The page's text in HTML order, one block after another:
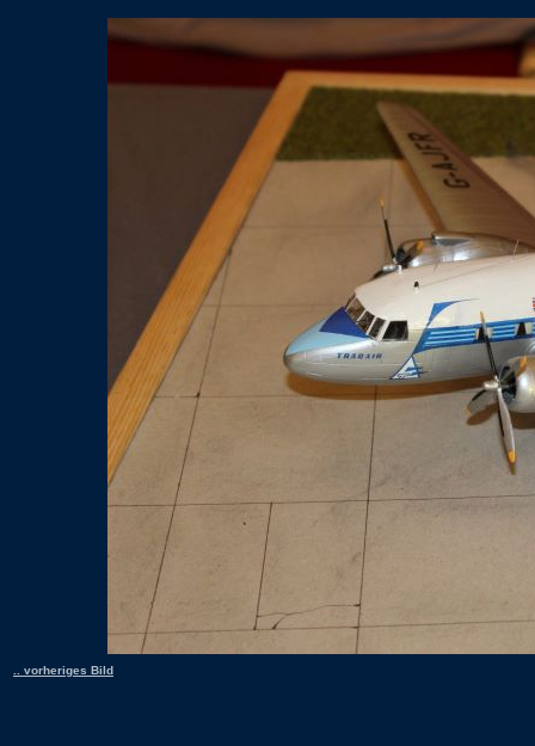
.. vorheriges Bild